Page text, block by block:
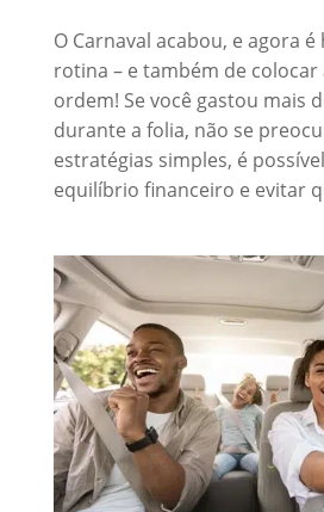
O Carnaval acabou, e agora
rotina – e também de colocar
ordem! Se você gastou mais
durante a folia, não se
estratégias simples, é
equilíbrio financeiro e evitar